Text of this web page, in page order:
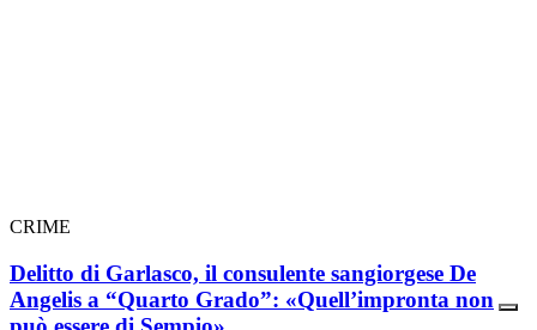
CRIME
Delitto di Garlasco, il consulente sangiorgese De
Angelis a “Quarto Grado”: «Quell’impronta non